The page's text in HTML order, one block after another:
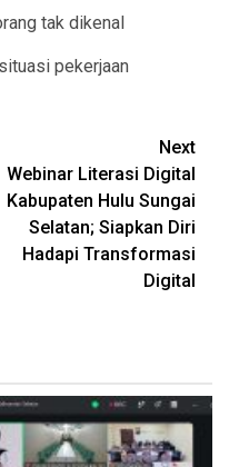
tak dikenal
pekerjaan
Next
Webinar Literasi Digital
Kabupaten Hulu Sungai
Selatan; Siapkan Diri
Hadapi Transformasi
Digital